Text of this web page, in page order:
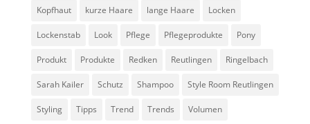
Kopfhaut kurze Haare lange Haare Locken
Lockenstab Look Pflege Pflegeprodukte Pony
Produkt Produkte Redken Reutlingen Ringelbach
Sarah Kailer Schutz Shampoo Style Room Reutlingen
Styling Tipps Trend Trends Volumen